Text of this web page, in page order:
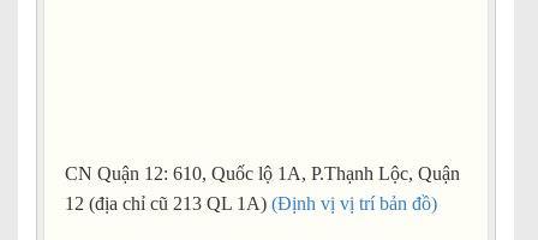
CN Quận 12: 610, Quốc lộ 1A, P.Thạnh Lộc, Quận
12 (địa chỉ cũ 213 QL 1A) (Định vị vị trí bản đồ)